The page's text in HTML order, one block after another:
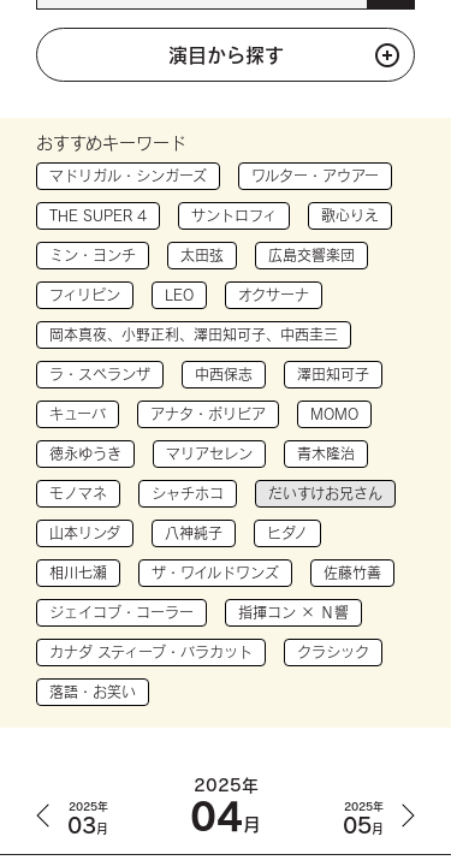
演目から探す
おすすめキーワード
マドリガル・シンガーズ ワルター・アウアー
THE SUPER 4 サントロフィ 歌心りえ
ミン・ヨンチ 太田弦 広島交響楽団
フィリピン LEO オクサーナ
岡本真夜、小野正利、澤田知可子、中西圭三
ラ・スペランザ 中西保志 澤田知可子
キューバ アナタ・ボリビア MOMO
徳永ゆうき マリアセレン 青木隆治
モノマネ シャチホコ だいすけお兄さん
山本リンダ 八神純子 ヒダノ
相川七瀬 ザ・ワイルドワンズ 佐藤竹善
ジェイコブ・コーラー 指揮コン × Ｎ響
カナダ スティーブ・バラカット クラシック
落語・お笑い
2025年
03月
2025年
04月
2025年
05月